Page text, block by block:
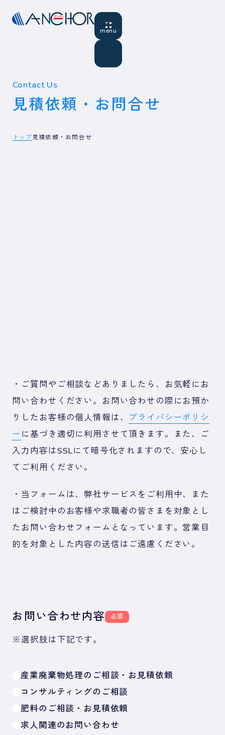
Contact Us
見積依頼・お問合せ
トップ見積依頼・お問合せ
・ご質問やご相談などありましたら、お気軽にお
問い合わせください。お問い合わせの際にお預か
りしたお客様の個人情報は、
プライバシーポリシ
ー に基づき適切に利用させて頂きます。また、ご
入力内容はSSLにて暗号化されますので、安心し
てご利用ください。
・当フォームは、弊社サービスをご利用中、また
はご検討中のお客様や求職者の皆さまを対象とし
たお問い合わせフォームとなっています。営業目
的を対象とした内容の送信はご遠慮ください。
お問い合わせ内容 必須
※選択肢は下記です。
産業廃棄物処理のご相談・お見積依頼
コンサルティングのご相談
肥料のご相談・お見積依頼
求人関連のお問い合わせ